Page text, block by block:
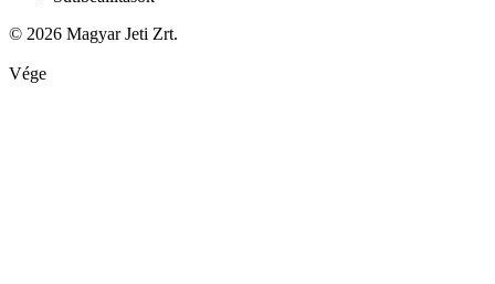
© 2026 Magyar Jeti Zrt.
Vége